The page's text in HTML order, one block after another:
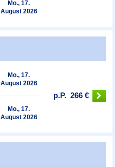
Mo., 17.
August 2026
Mo., 17.
August 2026
Mo., 17.
August 2026
p.P. 266 €